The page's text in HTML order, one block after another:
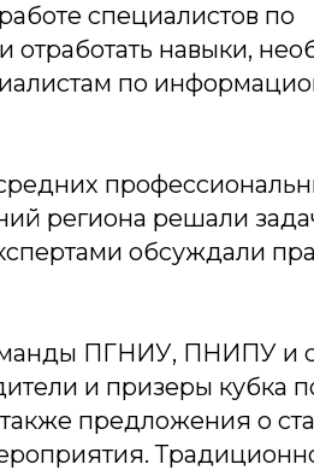
специалистов по
навыки,
по
региона решали
обсуждали
ПГНИУ, ПНИПУ и
и призеры кубка
предложения о